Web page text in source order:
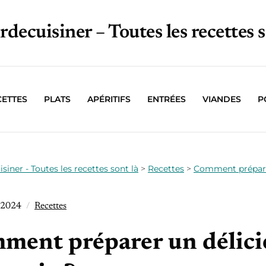
– Toutes les recettes
PLATS APÉRITIFS ENTRÉES VIANDES
- Toutes les recettes sont là > Recettes > Comment
Recettes
préparer un